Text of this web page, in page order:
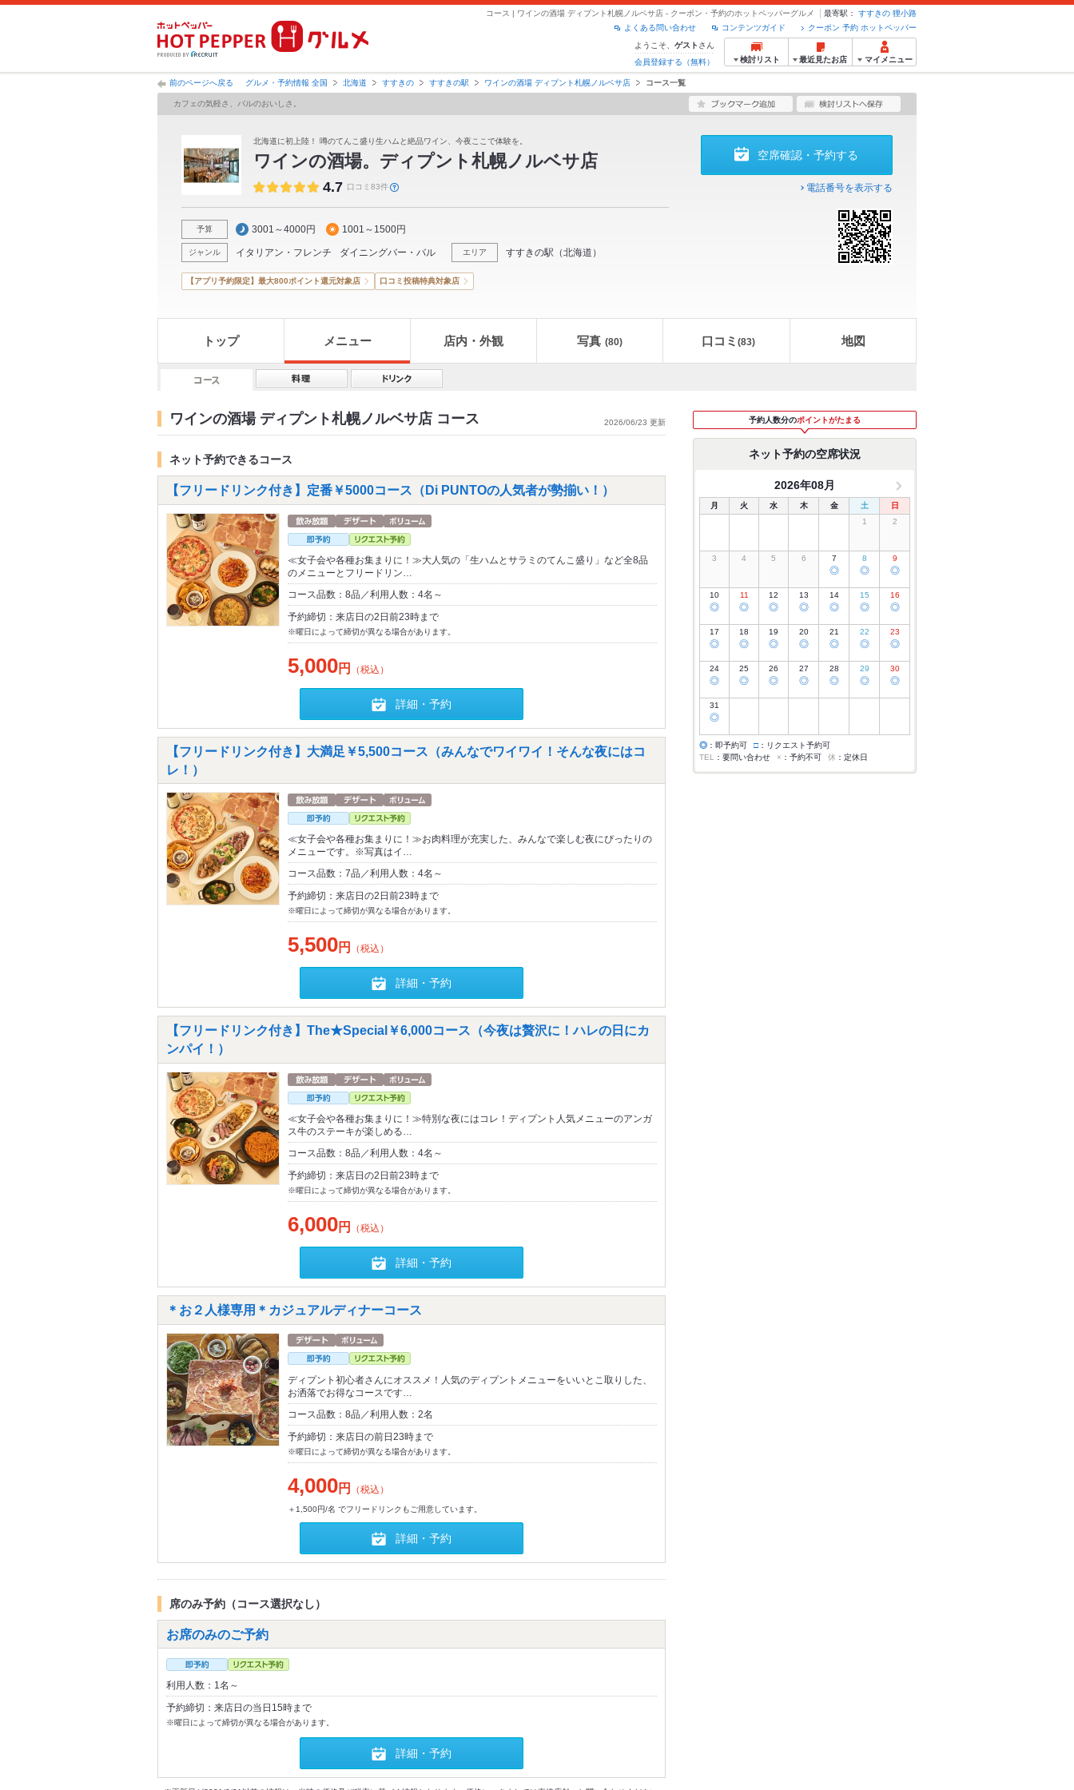
コース | ワインの酒場 ディプント札幌ノルベサ店 - クーポン・予約のホットペッパーグルメ 最寄駅： すすきの 狸小路
クーポン 予約 ホットペッパー
コンテンツガイド
よくある問い合わせ
ようこそ、 ゲスト さん
会員登録する（無料）
検討リスト 最近見たお店 マイメニュー
前のページへ戻る グルメ・予約情報 全国 北海道 すすきの すすきの駅 ワインの酒場 ディプント札幌ノルベサ店 コース一覧
カフェの気軽さ、バルのおいしさ。
北海道に初上陸！ 噂のてんこ盛り生ハムと絶品ワイン、今夜ここで体験を。
ワインの酒場。ディプント札幌ノルベサ店
4.7 口コミ83件
予算 3001～4000円 1001～1500円
ジャンル イタリアン・フレンチ ダイニングバー・バル エリア すすきの駅 （北海道 ）
空席確認・予約する
電話番号を表示する
【アプリ予約限定】最大800ポイント還元対象店 口コミ投稿特典対象店
トップ メニュー 店内・外観 写真 (80) 口コミ (83) 地図
ワインの酒場 ディプント札幌ノルベサ店 コース 2026/06/23 更新
ネット予約できるコース
【フリードリンク付き】定番￥5000コース（Di PUNTOの人気者が勢揃い！）
≪女子会や各種お集まりに！≫大人気の「生ハムとサラミのてんこ盛り」など全8品
のメニューとフリードリン…
コース品数：8品／利用人数：4名～
予約締切：来店日の2日前23時まで
※曜日によって締切が異なる場合があります。
5,000円 （税込）
詳細・予約
【フリードリンク付き】大満足￥5,500コース（みんなでワイワイ！そんな夜にはコ
レ！）
≪女子会や各種お集まりに！≫お肉料理が充実した、みんなで楽しむ夜にぴったりの
メニューです。※写真はイ…
コース品数：7品／利用人数：4名～
予約締切：来店日の2日前23時まで
※曜日によって締切が異なる場合があります。
5,500円 （税込）
詳細・予約
【フリードリンク付き】The★Special￥6,000コース（今夜は贅沢に！ハレの日にカ
ンパイ！）
≪女子会や各種お集まりに！≫特別な夜にはコレ！ディプント人気メニューのアンガ
ス牛のステーキが楽しめる…
コース品数：8品／利用人数：4名～
予約締切：来店日の2日前23時まで
※曜日によって締切が異なる場合があります。
6,000円 （税込）
詳細・予約
＊お２人様専用＊カジュアルディナーコース
ディプント初心者さんにオススメ！人気のディプントメニューをいいとこ取りした、
お洒落でお得なコースです…
コース品数：8品／利用人数：2名
予約締切：来店日の前日23時まで
※曜日によって締切が異なる場合があります。
4,000円 （税込）
＋1,500円/名 でフリードリンクもご用意しています。
詳細・予約
席のみ予約（コース選択なし）
お席のみのご予約
利用人数：1名～
予約締切：来店日の当日15時まで
※曜日によって締切が異なる場合があります。
詳細・予約
予約人数分のポイントがたまる
ネット予約の空席状況
2026年08月
月 火 水 木 金 土
日
1
2
3 4 5 6 7
◎
8
◎
9
◎
10
◎
11
◎
12
◎
13
◎
14
◎
15
◎
16
◎
17
◎
18
◎
19
◎
20
◎
21
◎
22
◎
23
◎
24
◎
25
◎
26
◎
27
◎
28
◎
29
◎
30
◎
31
◎
◎ ：即予約可 □ ：リクエスト予約可
TEL
：要問い合わせ × ：予約不可 休 ：定休日